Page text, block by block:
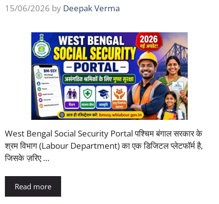
15/06/2026 by Deepak Verma
West Bengal Social Security Portal पश्चिम बंगाल सरकार के
श्रम विभाग (Labour Department) का एक डिजिटल प्लेटफॉर्म है,
जिसके ज़रिए …
Read more